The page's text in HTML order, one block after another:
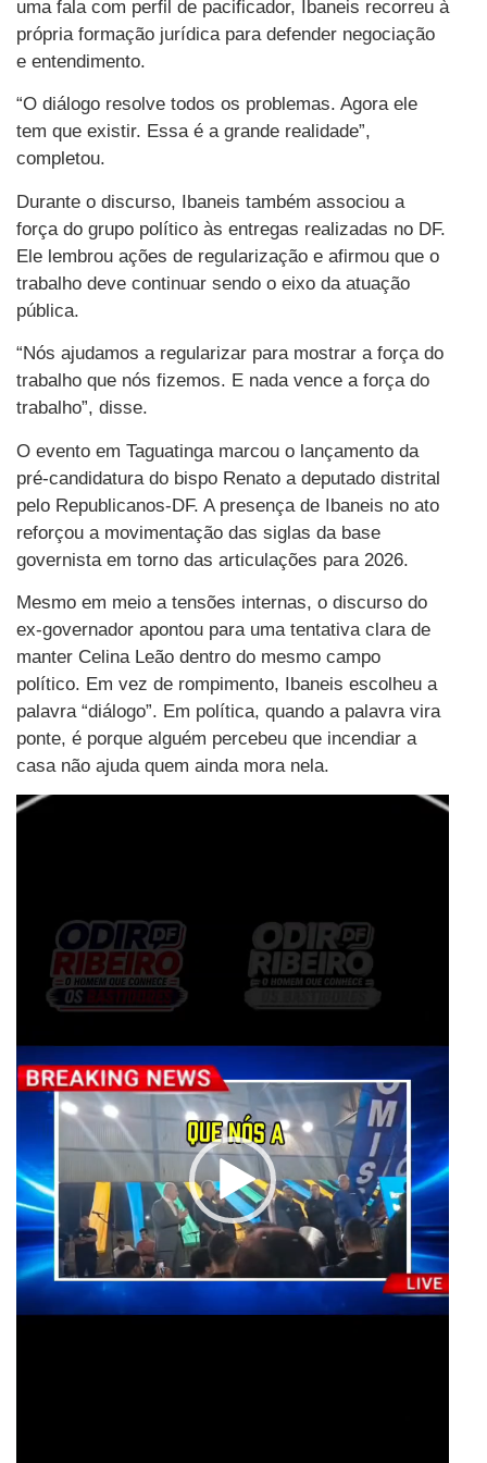
uma fala com perfil de pacificador, Ibaneis recorreu à
própria formação jurídica para defender negociação
e entendimento.
“O diálogo resolve todos os problemas. Agora ele
tem que existir. Essa é a grande realidade”,
completou.
Durante o discurso, Ibaneis também associou a
força do grupo político às entregas realizadas no DF.
Ele lembrou ações de regularização e afirmou que o
trabalho deve continuar sendo o eixo da atuação
pública.
“Nós ajudamos a regularizar para mostrar a força do
trabalho que nós fizemos. E nada vence a força do
trabalho”, disse.
O evento em Taguatinga marcou o lançamento da
pré-candidatura do bispo Renato a deputado distrital
pelo Republicanos-DF. A presença de Ibaneis no ato
reforçou a movimentação das siglas da base
governista em torno das articulações para 2026.
Mesmo em meio a tensões internas, o discurso do
ex-governador apontou para uma tentativa clara de
manter Celina Leão dentro do mesmo campo
político. Em vez de rompimento, Ibaneis escolheu a
palavra “diálogo”. Em política, quando a palavra vira
ponte, é porque alguém percebeu que incendiar a
casa não ajuda quem ainda mora nela.
Tocador